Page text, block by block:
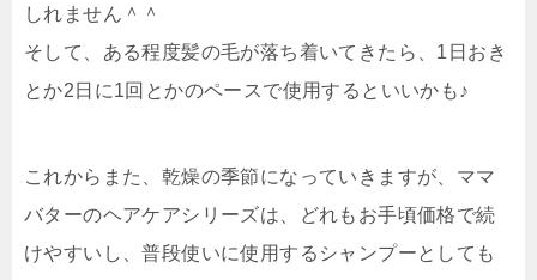
しれません＾＾
そして、ある程度髪の毛が落ち着いてきたら、1日おき
とか2日に1回とかのペースで使用するといいかも♪
これからまた、乾燥の季節になっていきますが、ママ
バターのヘアケアシリーズは、どれもお手頃価格で続
けやすいし、普段使いに使用するシャンプーとしても